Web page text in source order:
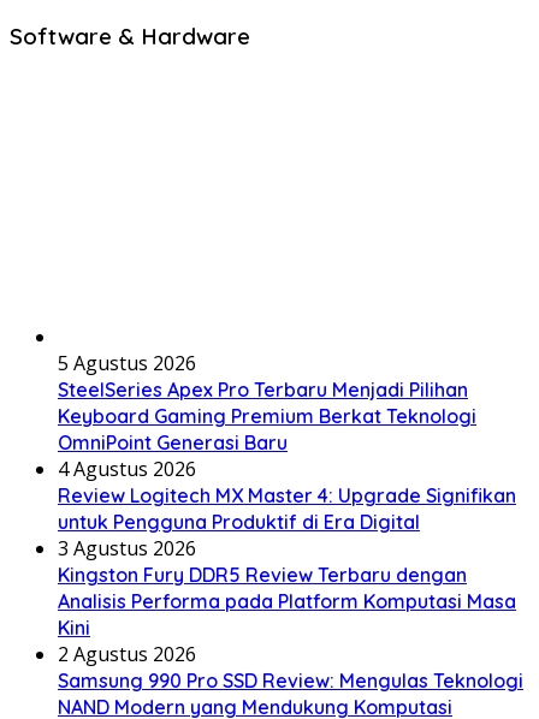
Software & Hardware
5 Agustus 2026
SteelSeries Apex Pro Terbaru Menjadi Pilihan
Keyboard Gaming Premium Berkat Teknologi
OmniPoint Generasi Baru
4 Agustus 2026
Review Logitech MX Master 4: Upgrade Signifikan
untuk Pengguna Produktif di Era Digital
3 Agustus 2026
Kingston Fury DDR5 Review Terbaru dengan
Analisis Performa pada Platform Komputasi Masa
Kini
2 Agustus 2026
Samsung 990 Pro SSD Review: Mengulas Teknologi
NAND Modern yang Mendukung Komputasi